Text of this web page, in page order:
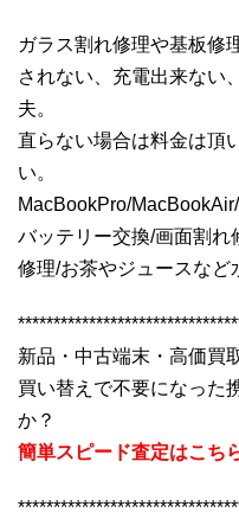
ガラス割れ修理や基板修
されない、充電出来ない
夫。
直らない場合は料金は頂
い。
MacBookPro/
バッテリー交換/画面割れ
修理/お茶やジュースなど
新品・中古端末・高価買
買い替えで不要になった
か？
簡単スピード査定はこち